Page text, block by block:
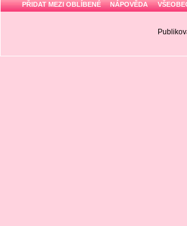
PŘIDAT MEZI OBLÍBENÉ NÁPOVĚDA